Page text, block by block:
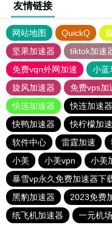
友情链接
网站地图 QuickQ
坚果加速器
tiktok加速
免费vqn外网加速
小蓝
旋风加速器
免费vps加
快连加速器
快连加速
快鸭加速器
快柠檬加
软件中心
雷霆加速
小美
小美vpn
小美
暴雪vp永久免费加速器下
黑豹加速器
2023免费
纸飞机加速器
一元机场